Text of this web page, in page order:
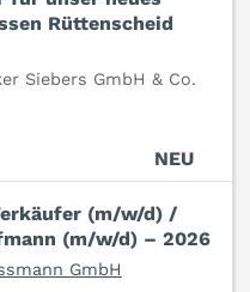
Rüttenscheid
Siebers GmbH & Co.
NEU
(m/w/d) /
(m/w/d) – 2026
GmbH